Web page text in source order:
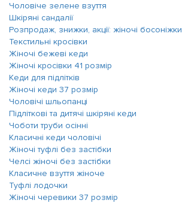
Чоловіче зелене взуття
Шкіряні сандалії
Розпродаж, знижки, акції: жіночі босоніжки
Текстильні кросівки
Жіночі бежеві кеди
Жіночі кросівки 41 розмір
Кеди для підлітків
Жіночі кеди 37 розмір
Чоловічі шльопанці
Підліткові та дитячі шкіряні кеди
Чоботи труби осінні
Класичні кеди чоловічі
Жіночі туфлі без застібки
Челсі жіночі без застібки
Класичне взуття жіноче
Туфлі лодочки
Жіночі черевики 37 розмір